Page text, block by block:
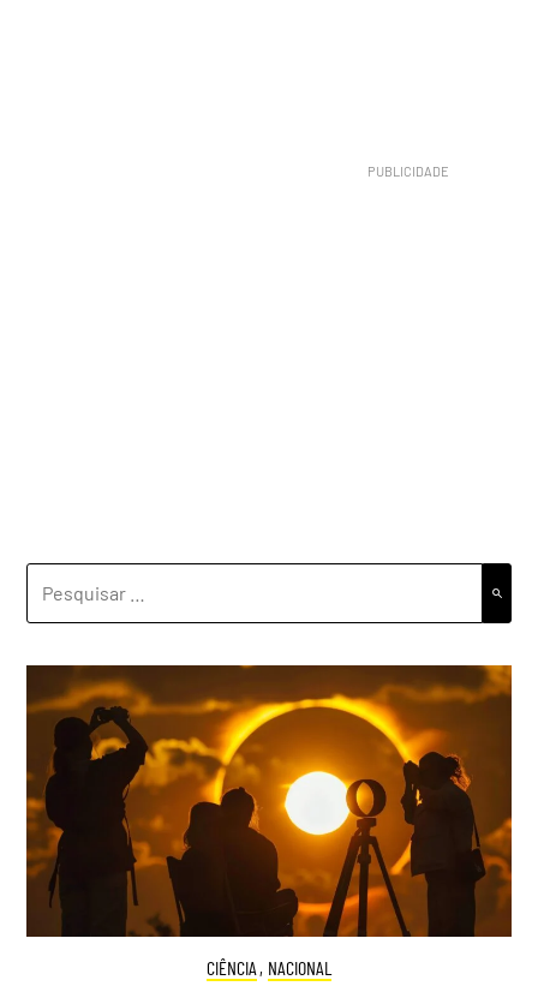
CIÊNCIA , NACIONAL